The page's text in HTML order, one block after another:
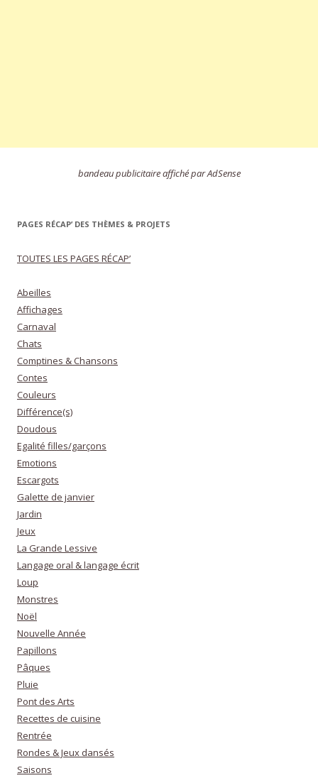
bandeau publicitaire affiché par AdSense
PAGES RÉCAP’ DES THÈMES & PROJETS
TOUTES LES PAGES RÉCAP’
Abeilles
Affichages
Carnaval
Chats
Comptines & Chansons
Contes
Couleurs
Différence(s)
Doudous
Egalité filles/garçons
Emotions
Escargots
Galette de janvier
Jardin
Jeux
La Grande Lessive
Langage oral & langage écrit
Loup
Monstres
Noël
Nouvelle Année
Papillons
Pâques
Pluie
Pont des Arts
Recettes de cuisine
Rentrée
Rondes & Jeux dansés
Saisons